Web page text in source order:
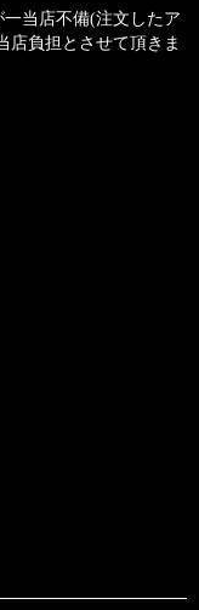
当店不備(注文したア
店負担とさせて頂きま